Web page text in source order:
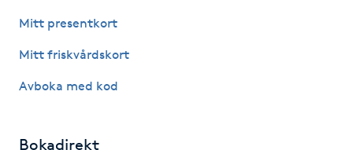
Kosmetisk tatuering
Mitt presentkort
Mitt friskvårdskort
Avboka med kod
Bokadirekt